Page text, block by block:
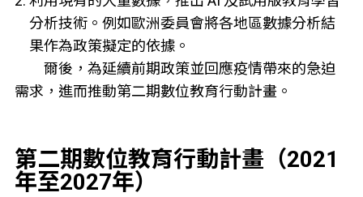
分析技術。例如歐洲委員會將各地區數據分析結
果作為政策擬定的依據。
爾後，為延續前期政策並回應疫情帶來的急迫
需求，進而推動第二期數位教育行動計畫。
第二期數位教育行動計畫（2021
年至2027年）